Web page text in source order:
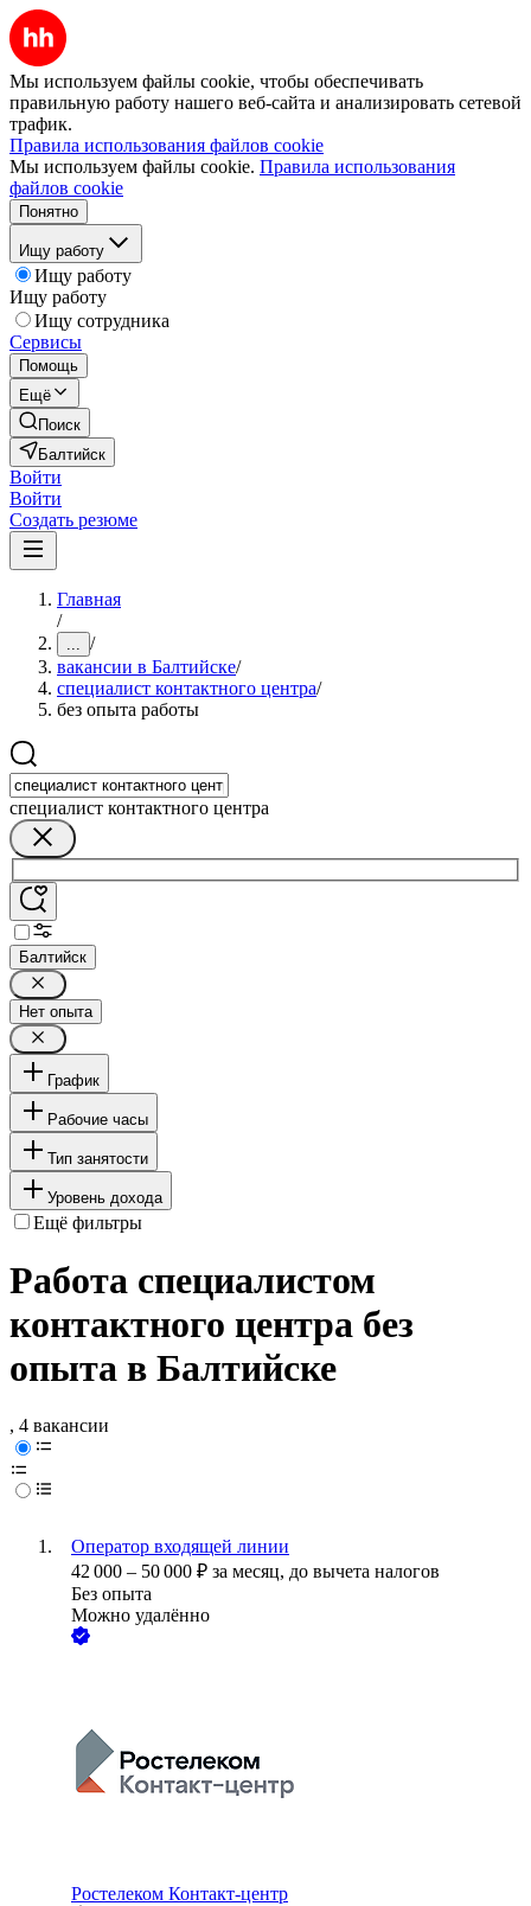
Мы используем файлы cookie, чтобы обеспечивать
правильную работу нашего веб-сайта и анализировать сетевой
трафик.
Правила использования файлов cookie
Мы используем файлы cookie. Правила использования
файлов cookie
Понятно
Ищу работу
Ищу работу
Ищу работу
Ищу сотрудника
Сервисы
Помощь
Ещё
Поиск
Балтийск
Войти
Войти
Создать резюме
Главная
/
... /
вакансии в Балтийске/
специалист контактного центра/
без опыта работы
специалист контактного центра
Балтийск
Нет опыта
График
Рабочие часы
Тип занятости
Уровень дохода
Ещё фильтры
Работа специалистом
контактного центра без
опыта в Балтийске
, 4 вакансии
Оператор входящей линии
42 000 – 50 000 ₽ за месяц, до вычета налогов
Без опыта
Можно удалённо
Ростелеком Контакт-центр